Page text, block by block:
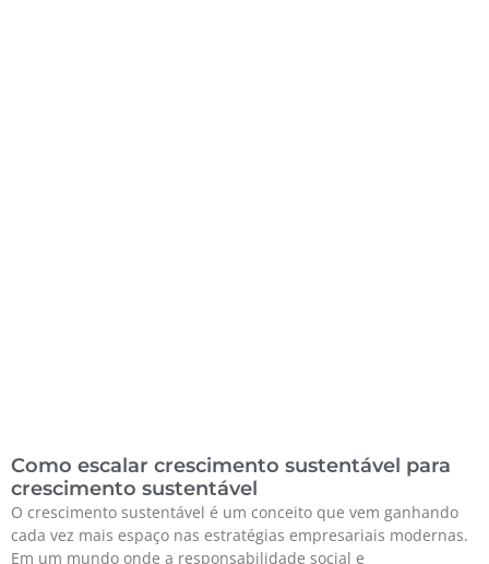
Como escalar crescimento sustentável para
crescimento sustentável
O crescimento sustentável é um conceito que vem ganhando
cada vez mais espaço nas estratégias empresariais modernas.
Em um mundo onde a responsabilidade social e